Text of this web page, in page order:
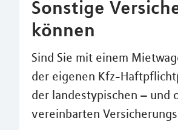
Sonstige
können
Sind Sie mit einem
der eigenen Kfz-
der landestypischen – und
vereinbarten